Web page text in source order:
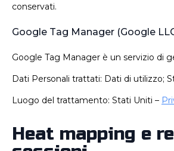
conservati.
Google Tag Manager (Google
Google Tag Manager è un servizio di
Dati Personali trattati: Dati di utilizzo;
Luogo del trattamento: Stati Uniti –
Heat mapping e